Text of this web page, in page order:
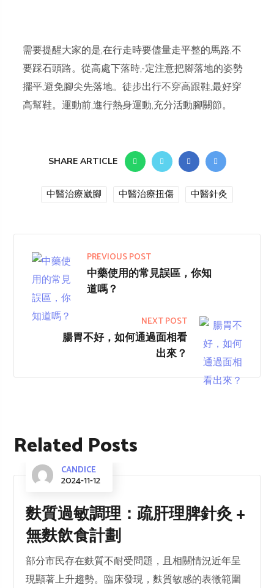
需要提醒大家的是,在行走時要儘量走平整的馬路,不
要踩石頭路。從高處下落時,-定注意把腳落地的姿勢
擺平,避免腳尖先落地。徒步出行不穿高跟鞋,最好穿
高幫鞋。運動前,進行熱身運動,充分活動腳關節。
SHARE ARTICLE
中醫治療崴腳 中醫治療扭傷 中醫針灸
PREVIOUS POST
中藥使用的常見誤區，你知
道嗎？
NEXT POST
腸胃不好，如何通過面相看
出來？
Related Posts
CANDICE
2024-11-12
麩質過敏調理：疏肝理脾針灸 +
無麩飲食計劃
部分市民存在麩質不耐受問題，且相關情況近年呈
現顯著上升趨勢。臨床發現，麩質敏感的表徵範圍